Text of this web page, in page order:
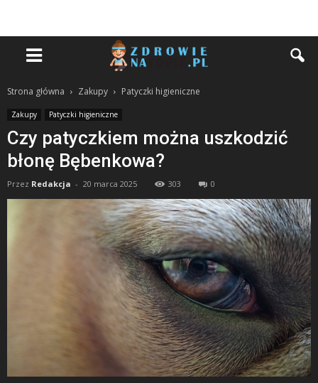
Strona główna Zakupy Patyczki higieniczne
Zakupy Patyczki higieniczne
Czy patyczkiem można uszkodzić
błonę Bębenkowa?
Przez Redakcja - 20 marca 2025 303 0